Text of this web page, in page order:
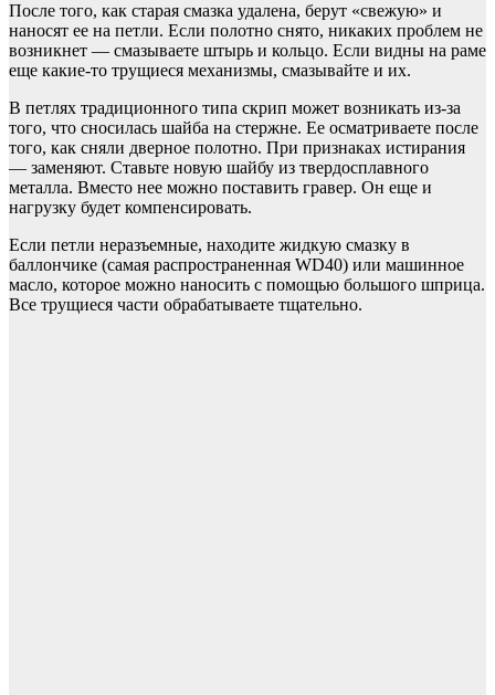
После того, как старая смазка удалена, берут «свежую» и
наносят ее на петли. Если полотно снято, никаких проблем не
возникнет — смазываете штырь и кольцо. Если видны на раме
еще какие-то трущиеся механизмы, смазывайте и их.
В петлях традиционного типа скрип может возникать из-за
того, что сносилась шайба на стержне. Ее осматриваете после
того, как сняли дверное полотно. При признаках истирания
— заменяют. Ставьте новую шайбу из твердосплавного
металла. Вместо нее можно поставить гравер. Он еще и
нагрузку будет компенсировать.
Если петли неразъемные, находите жидкую смазку в
баллончике (самая распространенная WD40) или машинное
масло, которое можно наносить с помощью большого шприца.
Все трущиеся части обрабатываете тщательно.